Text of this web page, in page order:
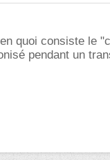
quoi consiste le
pendant un